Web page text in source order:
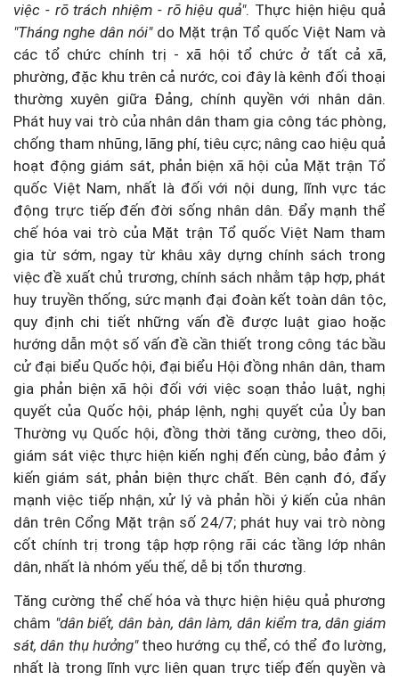
việc - rõ trách nhiệm - rõ hiệu quả". Thực hiện hiệu quả
"Tháng nghe dân nói" do Mặt trận Tổ quốc Việt Nam và
các tổ chức chính trị - xã hội tổ chức ở tất cả xã,
phường, đặc khu trên cả nước, coi đây là kênh đối thoại
thường xuyên giữa Đảng, chính quyền với nhân dân.
Phát huy vai trò của nhân dân tham gia công tác phòng,
chống tham nhũng, lãng phí, tiêu cực; nâng cao hiệu quả
hoạt động giám sát, phản biện xã hội của Mặt trận Tổ
quốc Việt Nam, nhất là đối với nội dung, lĩnh vực tác
động trực tiếp đến đời sống nhân dân. Đẩy mạnh thể
chế hóa vai trò của Mặt trận Tổ quốc Việt Nam tham
gia từ sớm, ngay từ khâu xây dựng chính sách trong
việc đề xuất chủ trương, chính sách nhằm tập hợp, phát
huy truyền thống, sức mạnh đại đoàn kết toàn dân tộc,
quy định chi tiết những vấn đề được luật giao hoặc
hướng dẫn một số vấn đề cần thiết trong công tác bầu
cử đại biểu Quốc hội, đại biểu Hội đồng nhân dân, tham
gia phản biện xã hội đối với việc soạn thảo luật, nghị
quyết của Quốc hội, pháp lệnh, nghị quyết của Ủy ban
Thường vụ Quốc hội, đồng thời tăng cường, theo dõi,
giám sát việc thực hiện kiến nghị đến cùng, bảo đảm ý
kiến giám sát, phản biện thực chất. Bên cạnh đó, đẩy
mạnh việc tiếp nhận, xử lý và phản hồi ý kiến của nhân
dân trên Cổng Mặt trận số 24/7; phát huy vai trò nòng
cốt chính trị trong tập hợp rộng rãi các tầng lớp nhân
dân, nhất là nhóm yếu thế, dễ bị tổn thương.
Tăng cường thể chế hóa và thực hiện hiệu quả phương
châm "dân biết, dân bàn, dân làm, dân kiểm tra, dân giám
sát, dân thụ hưởng" theo hướng cụ thể, có thể đo lường,
nhất là trong lĩnh vực liên quan trực tiếp đến quyền và